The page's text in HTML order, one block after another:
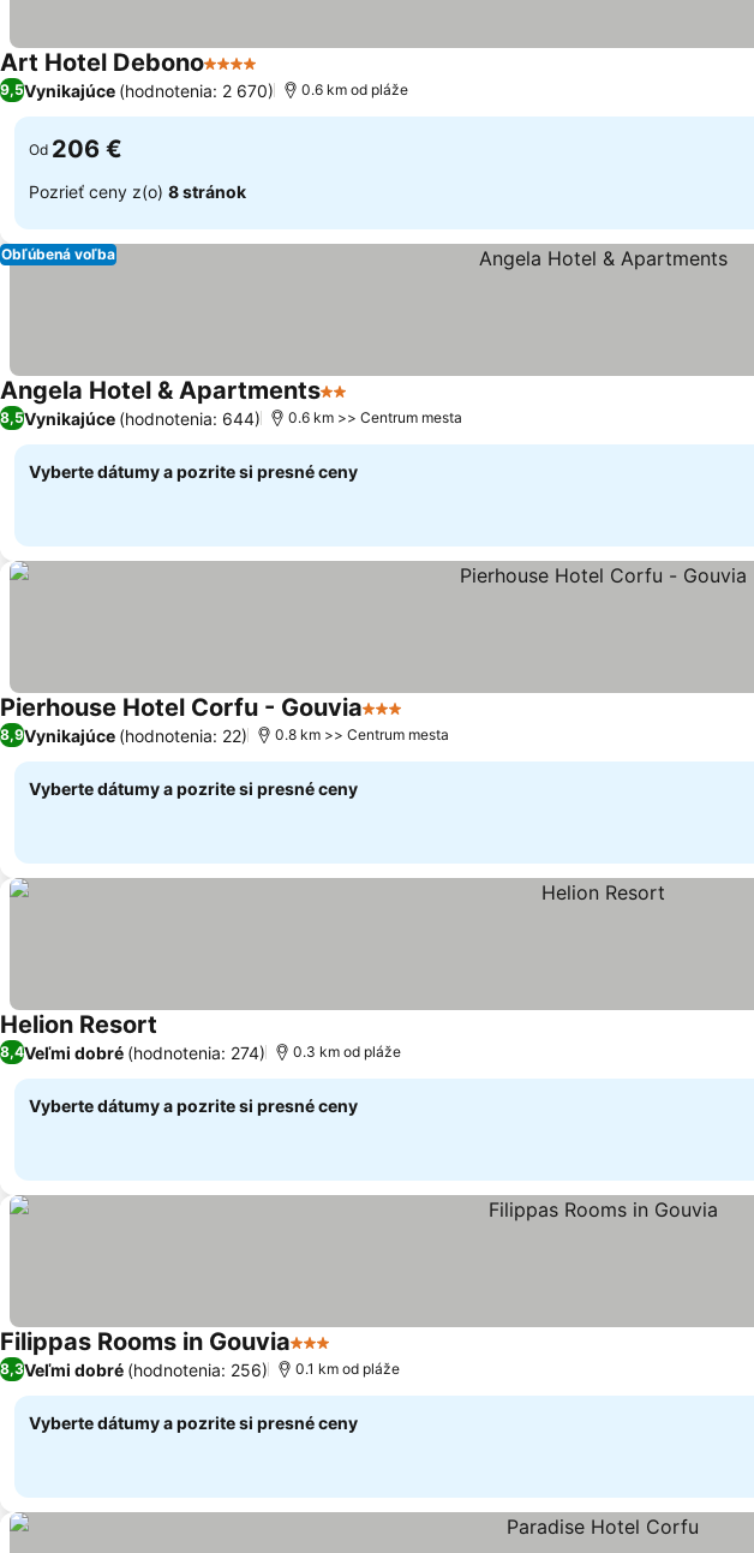
Art Hotel Debono4 Počet hviezdičiek
Zobraziť ceny
9,5Vynikajúce (hodnotenia: 2 670) 0.6 km od pláže
Od 206 €
Pozrieť ceny z(o) 8 stránok
Obľúbená voľba
Angela Hotel & Apartments2 Počet hviezdičiek
8,5Vynikajúce (hodnotenia: 644) 0.6 km >> Centrum mesta
Vyberte dátumy a pozrite si presné ceny
Pierhouse Hotel Corfu - Gouvia3 Počet hviezdičiek
8,9Vynikajúce (hodnotenia: 22) 0.8 km >> Centrum mesta
Vyberte dátumy a pozrite si presné ceny
Helion Resort Zobraziť ceny
8,4Veľmi dobré (hodnotenia: 274) 0.3 km od pláže
Vyberte dátumy a pozrite si presné ceny
Filippas Rooms in Gouvia3 Počet hviezdičiek
8,3Veľmi dobré (hodnotenia: 256) 0.1 km od pláže
Vyberte dátumy a pozrite si presné ceny